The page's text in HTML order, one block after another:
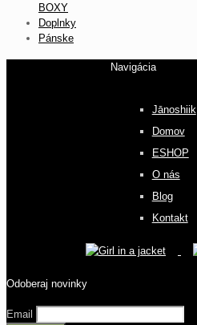
BOXY
Doplnky
Pánske
Navigácia
Jānoshiik
Domov
ESHOP
O nás
Blog
Kontakt
Odoberaj novinky
Email